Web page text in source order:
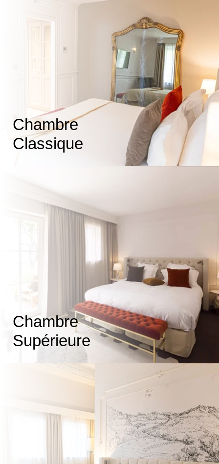
Chambre
Classique
Chambre
Supérieure
CHAMBRES
RESTAURANT
SPA
SERVICES
OFFRES
PHOTOS
CONTACT
+33 4 82 78 08 80
reservation@herbesblanches.com